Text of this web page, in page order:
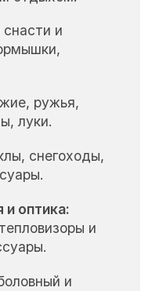
и
ружья,
луки.
снегоходы,
и оптика:
и
и